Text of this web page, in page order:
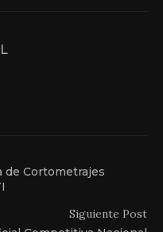
de Cortometrajes
Siguiente Post